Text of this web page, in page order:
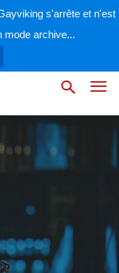
s'arrête et n'est
mode archive...